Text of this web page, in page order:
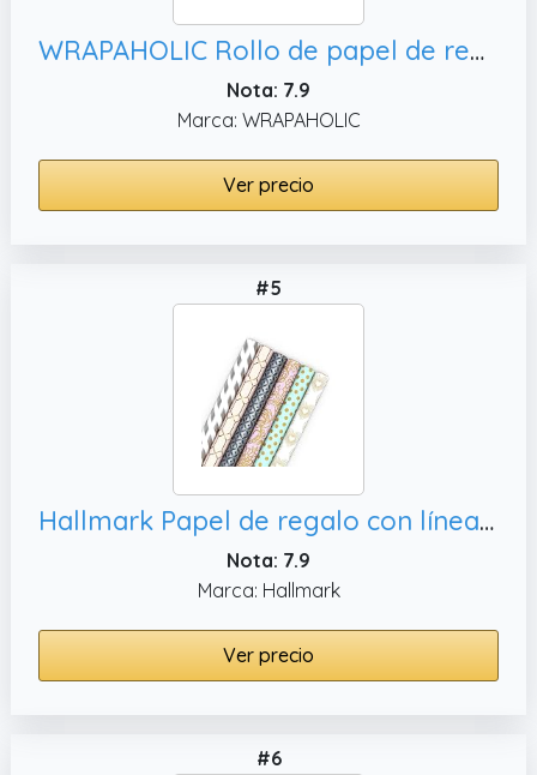
WRAPAHOLIC Rollo de papel de regalo, vacaciones
Nota: 7.9
Marca: WRAPAHOLIC
Ver precio
#5
Hallmark Papel de regalo con líneas de corte en el reverso (6 rollos: 180 pies cuadrados en total) rayas blancas y plateadas,
Nota: 7.9
Marca: Hallmark
Ver precio
#6